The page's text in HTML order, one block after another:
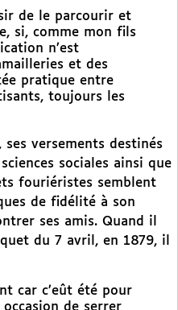
de le parcourir et
si, comme mon fils
n’est
et des
pratique entre
toujours les
versements destinés
sociales ainsi que
fouriéristes semblent
de fidélité à son
ses amis. Quand il
du 7 avril, en 1879, il
car c’eût été pour
de serrer